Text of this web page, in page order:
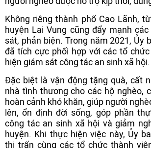
Không riêng thành phố Cao Lãnh,
huyện Lai Vung cũng đẩy mạnh
sát, phản biện. Trong năm 2021, Ủy
đã tích cực phối hợp với các tổ
hiện giám sát công tác an sinh xã hội.
Đặc biệt là vận động tặng quà, cất
nhà tình thương cho các hộ nghèo,
hoàn cảnh khó khăn, giúp người
lên, ổn định đời sống, góp phần
công tác an sinh xã hội và giảm
huyện. Khi thực hiện việc này, Ủy
thị trấn cùng các tổ chức thành